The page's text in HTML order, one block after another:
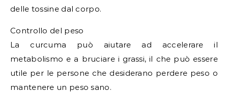
delle tossine dal corpo.
Controllo del peso
La curcuma può aiutare ad accelerare il
metabolismo e a bruciare i grassi, il che può essere
utile per le persone che desiderano perdere peso o
mantenere un peso sano.